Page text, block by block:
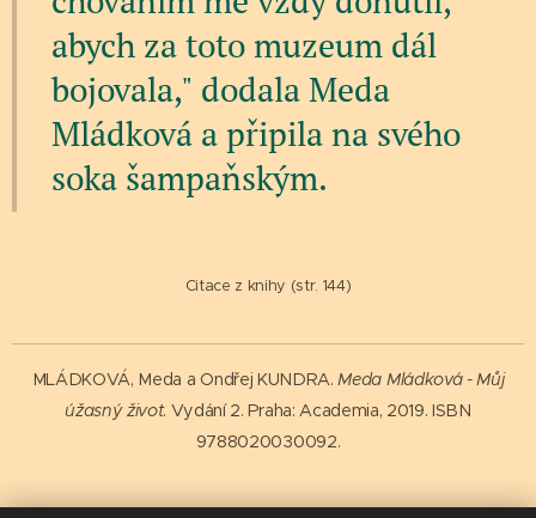
abych za toto muzeum dál
bojovala," dodala Meda
Mládková a připila na svého
soka šampaňským.
Citace z knihy (str. 144)
MLÁDKOVÁ, Meda a Ondřej KUNDRA.Meda Mládková - Můj
úžasný život. Vydání 2. Praha: Academia, 2019. ISBN
9788020030092.